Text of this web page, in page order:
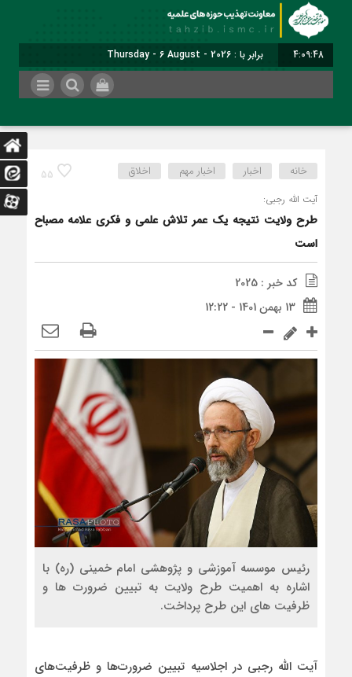
4:09:49 برابر با : Thursday - 6 August - 2026
55 خانه اخبار اخبار مهم اخلاق
آیت الله رجبی:
طرح ولایت نتیجه یک عمر تلاش علمی و فکری علامه مصباح
است
کد خبر : 2025
13 بهمن 1401 - 12:22
رئیس موسسه آموزشی و پژوهشی امام خمینی (ره) با
اشاره به اهمیت طرح ولایت به تبیین ضرورت ها و
ظرفیت های این طرح پرداخت.
آیت الله رجبی در اجلاسیه تبیین ضرورت‌ها و ظرفیت‌های